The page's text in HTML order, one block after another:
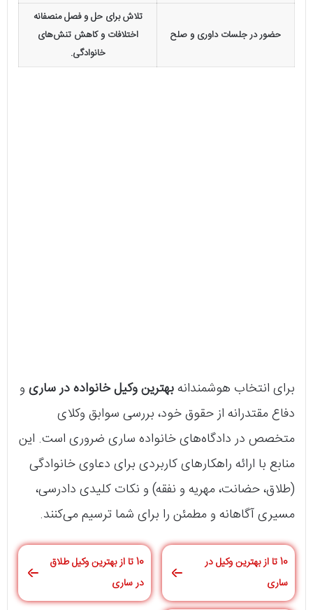
حضور در جلسات داوری و صلح
تلاش برای حل و فصل منصفانه
اختلافات و کاهش تنش‌های
خانوادگی.
برای انتخاب هوشمندانهبهترین وکیل خانواده در ساری و
دفاع مقتدرانه از حقوق خود، بررسی سوابق وکلای
متخصص در دادگاه‌های خانواده ساری ضروری است. این
منابع با ارائه راهکارهای کاربردی برای دعاوی خانوادگی
(طلاق، حضانت، مهریه و نفقه) و نکات کلیدی دادرسی،
مسیری آگاهانه و مطمئن را برای شما ترسیم می‌کنند.
10 تا از بهترین وکیل در
ساری
10 تا از بهترین وکیل طلاق
در ساری